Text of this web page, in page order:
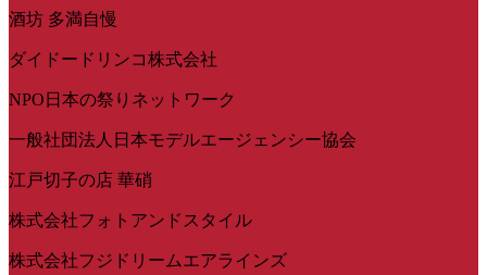
酒坊 多満自慢
ダイドードリンコ株式会社
NPO日本の祭りネットワーク
一般社団法人日本モデルエージェンシー協会
江戸切子の店 華硝
株式会社フォトアンドスタイル
株式会社フジドリームエアラインズ